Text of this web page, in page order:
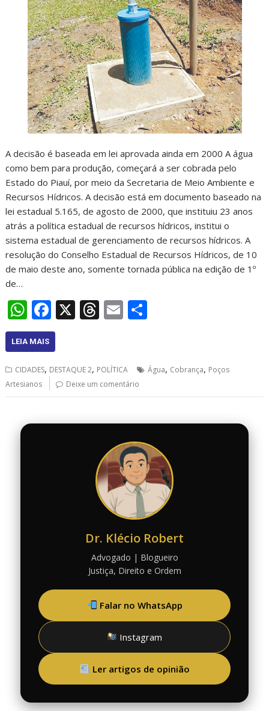
A decisão é baseada em lei aprovada ainda em 2000 A água
como bem para produção, começará a ser cobrada pelo
Estado do Piauí, por meio da Secretaria de Meio Ambiente e
Recursos Hídricos. A decisão está em documento baseado na
lei estadual 5.165, de agosto de 2000, que instituiu 23 anos
atrás a política estadual de recursos hídricos, institui o
sistema estadual de gerenciamento de recursos hídricos. A
resolução do Conselho Estadual de Recursos Hídricos, de 10
de maio deste ano, somente tornada pública na edição de 1º
de…
W
h
at
s
A
p
p
F
ac
e
b
o
o
k
X T
a
d
s
E
l e
LEIA MAIS
CIDADES, DESTAQUE 2, POLÍTICA Água, Cobrança, Poços
Artesianos
Deixe um comentário
Dr. Klécio Robert
Advogado | Blogueiro
Justiça, Direito e Ordem
Falar no WhatsApp
Instagram
Ler artigos de opinião